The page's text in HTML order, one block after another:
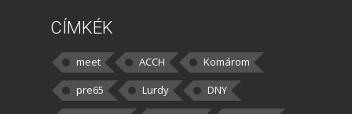
CÍMKÉK
meet ACCH
Komárom
pre65
Lurdy
DNY